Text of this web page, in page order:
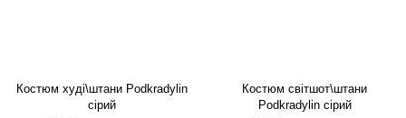
Костюм худі\штани Podkradylin
сірий
Костюм світшот\штани
Podkradylin сірий